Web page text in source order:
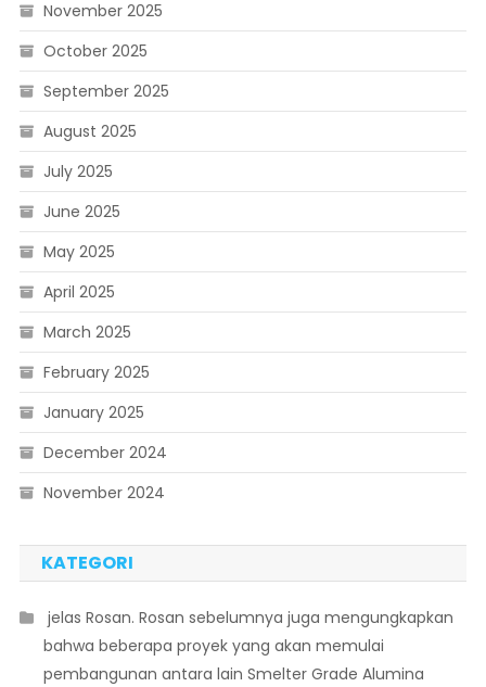
November 2025
October 2025
September 2025
August 2025
July 2025
June 2025
May 2025
April 2025
March 2025
February 2025
January 2025
December 2024
November 2024
KATEGORI
 jelas Rosan. Rosan sebelumnya juga mengungkapkan
bahwa beberapa proyek yang akan memulai
pembangunan antara lain Smelter Grade Alumina